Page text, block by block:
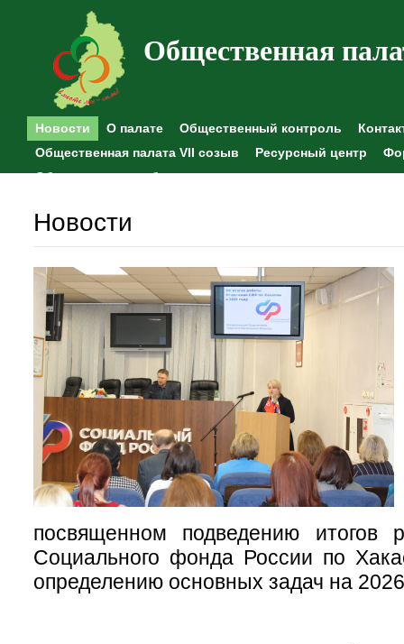
Общественная
Новости О палате Общественный контроль
Общественная палата VII созыв
Ресурсный центр
Общественные наблюдения
Новости
посвященном подведению итогов
Социального фонда России по
определению основных задач на 2026